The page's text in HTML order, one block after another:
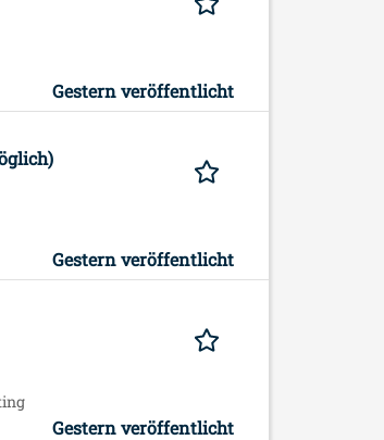
Gestern veröffentlicht
Gestern veröffentlicht
Gestern veröffentlicht